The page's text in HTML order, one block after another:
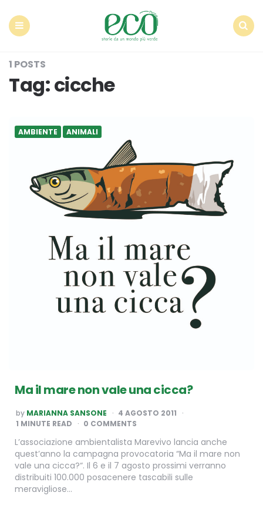
1 POSTS
Tag:cicche
AMBIENTE ANIMALI
Ma il mare non vale una cicca?
POSTED
BY
by MARIANNA SANSONE
4 AGOSTO 2011
1 MINUTE READ 0 COMMENTS
L’associazione ambientalista Marevivo lancia anche
quest’anno la campagna provocatoria “Ma il mare non
vale una cicca?“. Il 6 e il 7 agosto prossimi verranno
distribuiti 100.000 posacenere tascabili sulle
meravigliose…